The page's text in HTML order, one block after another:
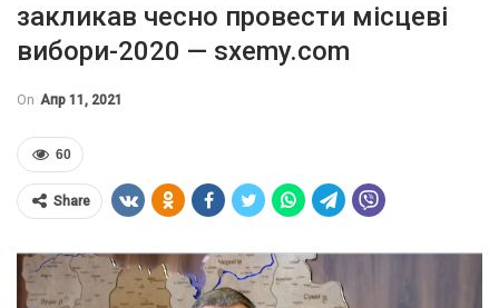
закликав чесно провести місцеві
вибори-2020 — sxemy.com
On Апр 11, 2021
60
Share